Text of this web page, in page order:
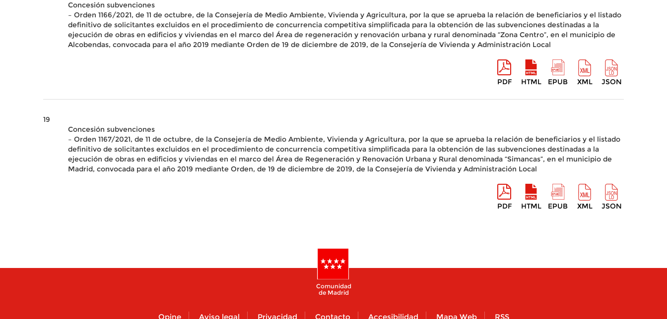
Concesión subvenciones
– Orden 1166/2021, de 11 de octubre, de la Consejería de Medio Ambiente, Vivienda y Agricultura, por la que se aprueba la relación de beneficiarios y el listado
definitivo de solicitantes excluidos en el procedimiento de concurrencia competitiva simplificada para la obtención de las subvenciones destinadas a la
ejecución de obras en edificios y viviendas en el marco del Área de regeneración y renovación urbana y rural denominada “Zona Centro”, en el municipio de
Alcobendas, convocada para el año 2019 mediante Orden de 19 de diciembre de 2019, de la Consejería de Vivienda y Administración Local
PDF HTML EPUB XML JSON
19
Concesión subvenciones
– Orden 1167/2021, de 11 de octubre, de la Consejería de Medio Ambiente, Vivienda y Agricultura, por la que se aprueba la relación de beneficiarios y el listado
definitivo de solicitantes excluidos en el procedimiento de concurrencia competitiva simplificada para la obtención de las subvenciones destinadas a la
ejecución de obras en edificios y viviendas en el marco del Área de Regeneración y Renovación Urbana y Rural denominada “Simancas”, en el municipio de
Madrid, convocada para el año 2019 mediante Orden, de 19 de diciembre de 2019, de la Consejería de Vivienda y Administración Local
PDF HTML EPUB XML JSON
Comunidad
de Madrid
Opine Aviso legal Privacidad Contacto Accesibilidad Mapa Web RSS